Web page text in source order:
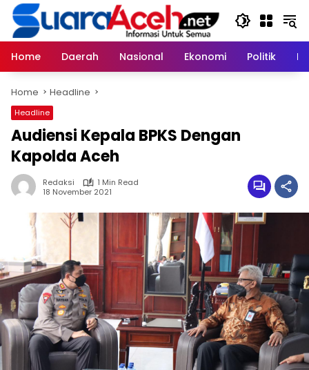
Skip
content
Home
Daerah Nasional Ekonomi Politik
Home Headline
Headline
Audiensi Kepala BPKS Dengan
Kapolda Aceh
Redaksi
1 Min Read
18 November 2021